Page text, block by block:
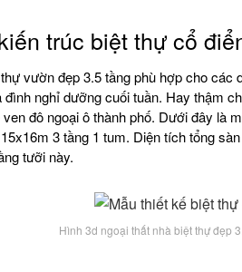
trúc biệt thự cổ
vườn đẹp 3.5 tầng phù hợp cho
đình nghỉ dưỡng cuối tuần. Hay thậm
đô ngoại ô thành phố. Dưới đây là
3 tầng 1 tum. Diện tích tổng
tưỡi này.
Hình 3d ngoại thất nhà biệt thự đẹp